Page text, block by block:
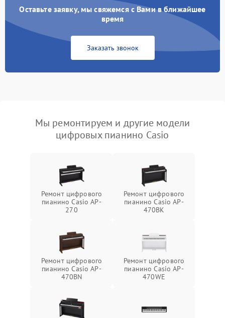
Оставьте заявку, мы свяжемся с Вами в ближайшее
время
Заказать звонок
Мы ремонтируем и другие модели
цифровых пианино Casio
Ремонт цифрового
пианино Casio AP-
270
Ремонт цифрового
пианино Casio AP-
470BK
Ремонт цифрового
пианино Casio AP-
470BN
Ремонт цифрового
пианино Casio AP-
470WE